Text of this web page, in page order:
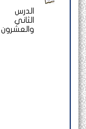
الدرس
الثاني
والعشرون